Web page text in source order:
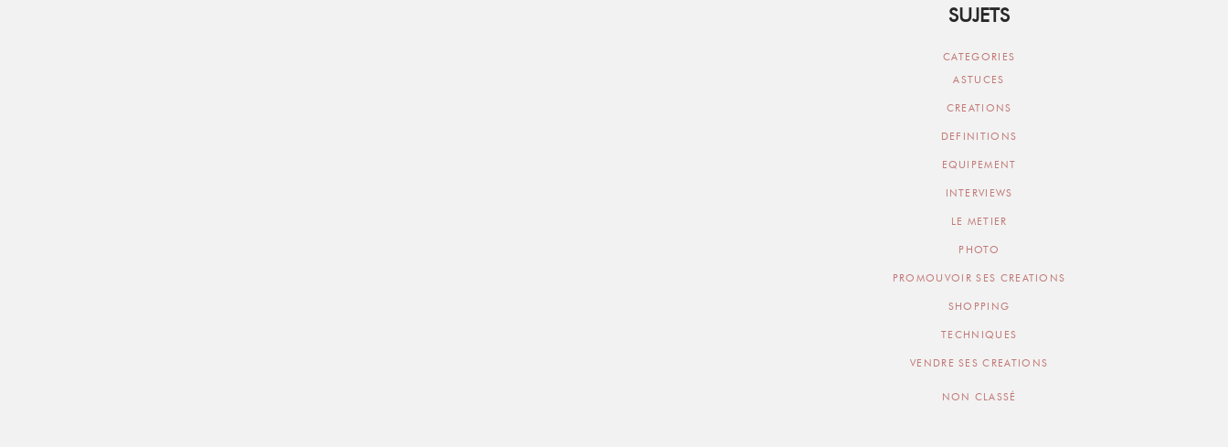
SUJETS
CATEGORIES
ASTUCES
CREATIONS
DEFINITIONS
EQUIPEMENT
INTERVIEWS
LE METIER
PHOTO
PROMOUVOIR SES CREATIONS
SHOPPING
TECHNIQUES
VENDRE SES CREATIONS
NON CLASSÉ